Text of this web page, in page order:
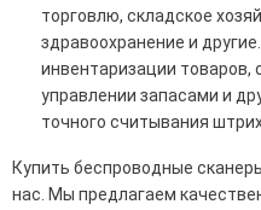
торговлю, складское
здравоохранение и
инвентаризации товаров,
управлении запасами и
точного считывания
Купить беспроводные
нас. Мы предлагаем